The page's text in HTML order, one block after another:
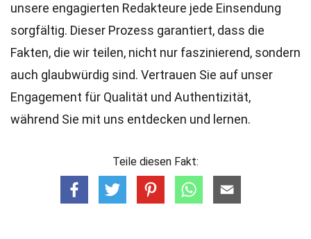
unsere engagierten Redakteure jede Einsendung
sorgfältig. Dieser Prozess garantiert, dass die
Fakten, die wir teilen, nicht nur faszinierend, sondern
auch glaubwürdig sind. Vertrauen Sie auf unser
Engagement für Qualität und Authentizität,
während Sie mit uns entdecken und lernen.
Teile diesen Fakt: